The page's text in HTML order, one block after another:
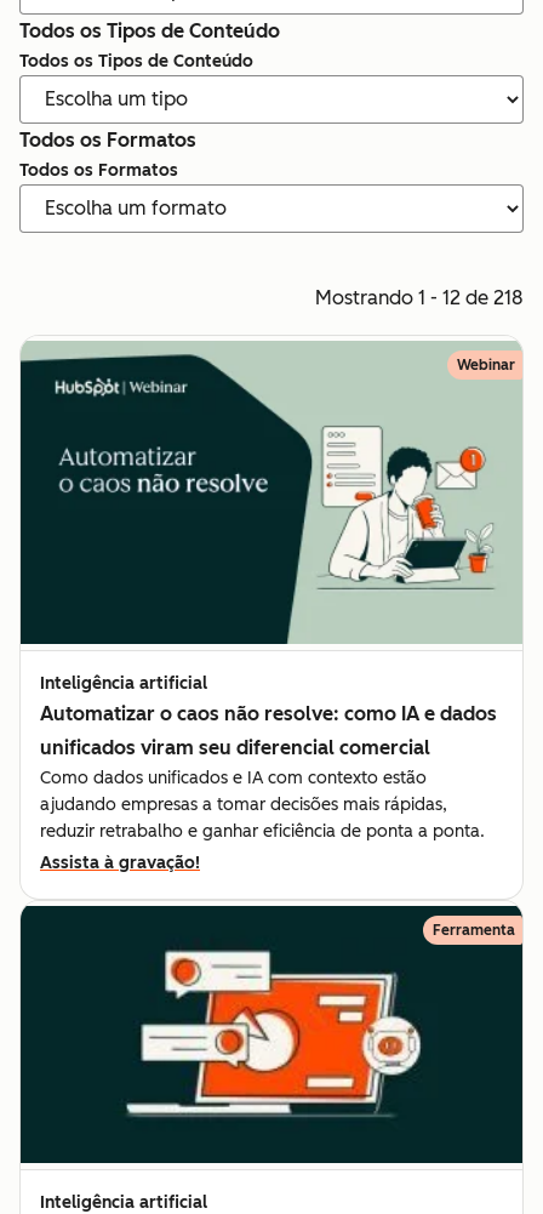
Todos os Tipos de Conteúdo
Todos os Tipos de Conteúdo
Todos os Formatos
Todos os Formatos
Mostrando 1 - 12 de 218
Webinar
Inteligência artificial
Automatizar o caos não resolve: como IA e dados
unificados viram seu diferencial comercial
Como dados unificados e IA com contexto estão
ajudando empresas a tomar decisões mais rápidas,
reduzir retrabalho e ganhar eficiência de ponta a ponta.
Assista à gravação!
Ferramenta
Inteligência artificial